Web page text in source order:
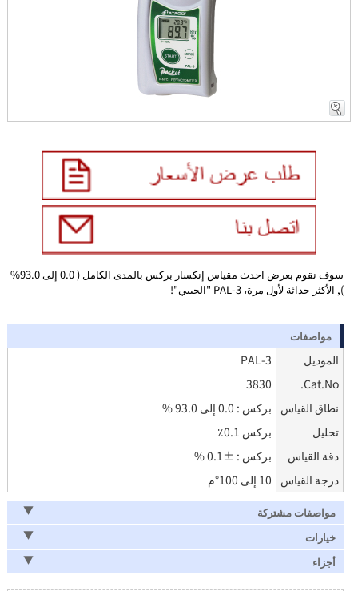
سوف نقوم بعرض احدث مقياس إنكسار بركس بالمدى الكامل ( 0.0 إلى 93.0%
), الأكثر حداثة لأول مرة، PAL-3 "الجيبي"!
مواصفات
الموديل
PAL-3
Cat.No.
3830
نطاق القياس
بركس : 0.0 إلى 93.0 %
تحليل
بركس 0.1٪
دقة القياس
بركس : ±0.1 %
درجة القياس
10 إلى 100°م
مواصفات مشتركة
خيارات
أجزاء